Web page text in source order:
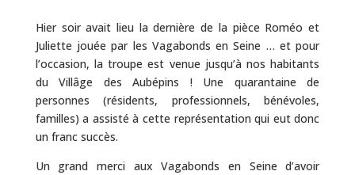
Hier soir avait lieu la dernière de la pièce Roméo et
Juliette jouée par les Vagabonds en Seine … et pour
l’occasion, la troupe est venue jusqu’à nos habitants
du Villâge des Aubépins ! Une quarantaine de
personnes (résidents, professionnels, bénévoles,
familles) a assisté à cette représentation qui eut donc
un franc succès.
Un grand merci aux Vagabonds en Seine d’avoir